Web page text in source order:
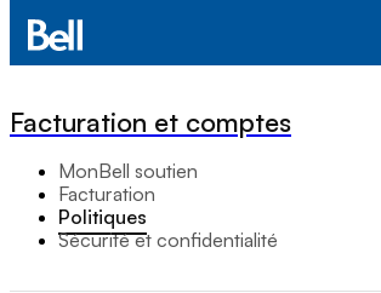
Facturation et comptes
MonBell soutien
Facturation
Politiques
Sécurité et confidentialité